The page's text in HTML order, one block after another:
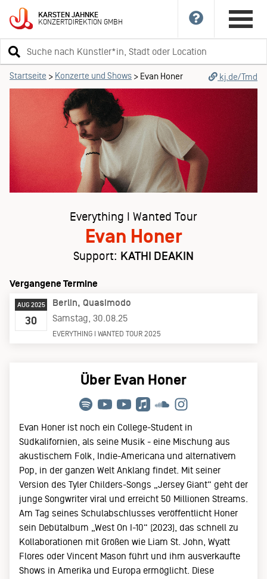
KARSTENJAHNKE
KONZERTDIREKTIONGMBH
Suchbegriff
eingeben
Startseite > Konzerte und Shows > Evan Honer kj.de/Tmd
Everything I Wanted Tour
Evan Honer
Support: KATHI DEAKIN
Vergangene Termine
AUG 2025
30
Berlin
Quasimodo
Samstag, 30.08.25
EVERYTHING I WANTED TOUR 2025
Über Evan Honer
Evan Honer ist noch ein College-Student in
Südkalifornien, als seine Musik - eine Mischung aus
akustischem Folk, Indie-Americana und alternativem
Pop, in der ganzen Welt Anklang findet. Mit seiner
Version des Tyler Childers-Songs „Jersey Giant“ geht der
junge Songwriter viral und erreicht 50 Millionen Streams.
Am Tag seines Schulabschlusses veröffentlicht Honer
sein Debütalbum „West On I-10“ (2023), das schnell zu
Kollaborationen mit Größen wie Liam St. John, Wyatt
Flores oder Vincent Mason führt und ihm ausverkaufte
Shows in Amerika und Europa ermöglicht. Diese